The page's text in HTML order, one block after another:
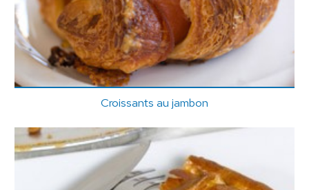
Croissants au jambon